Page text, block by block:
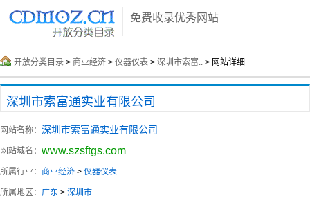
免费收录优秀网站
开放分类目录 > 商业经济 > 仪器仪表 > 深圳市索富.. > 网站详细
深圳市索富通实业有限公司
网站名称： 深圳市索富通实业有限公司
网站域名： www.szsftgs.com
所属行业： 商业经济 > 仪器仪表
所属地区： 广东 > 深圳市